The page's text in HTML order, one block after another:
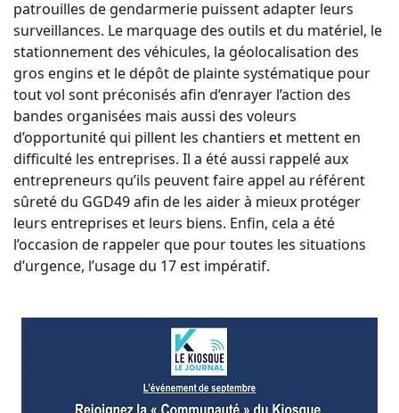
patrouilles de gendarmerie puissent adapter leurs
surveillances. Le marquage des outils et du matériel, le
stationnement des véhicules, la géolocalisation des
gros engins et le dépôt de plainte systématique pour
tout vol sont préconisés afin d’enrayer l’action des
bandes organisées mais aussi des voleurs
d’opportunité qui pillent les chantiers et mettent en
difficulté les entreprises. Il a été aussi rappelé aux
entrepreneurs qu’ils peuvent faire appel au référent
sûreté du GGD49 afin de les aider à mieux protéger
leurs entreprises et leurs biens. Enfin, cela a été
l’occasion de rappeler que pour toutes les situations
d’urgence, l’usage du 17 est impératif.